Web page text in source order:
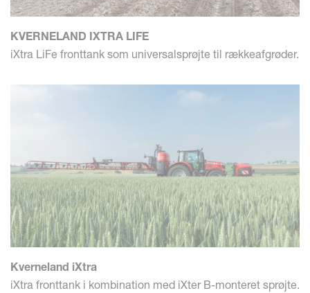
KVERNELAND IXTRA LIFE
iXtra LiFe fronttank som universalsprøjte til rækkeafgrøder.
Kverneland iXtra
iXtra fronttank i kombination med iXter B-monteret sprøjte.